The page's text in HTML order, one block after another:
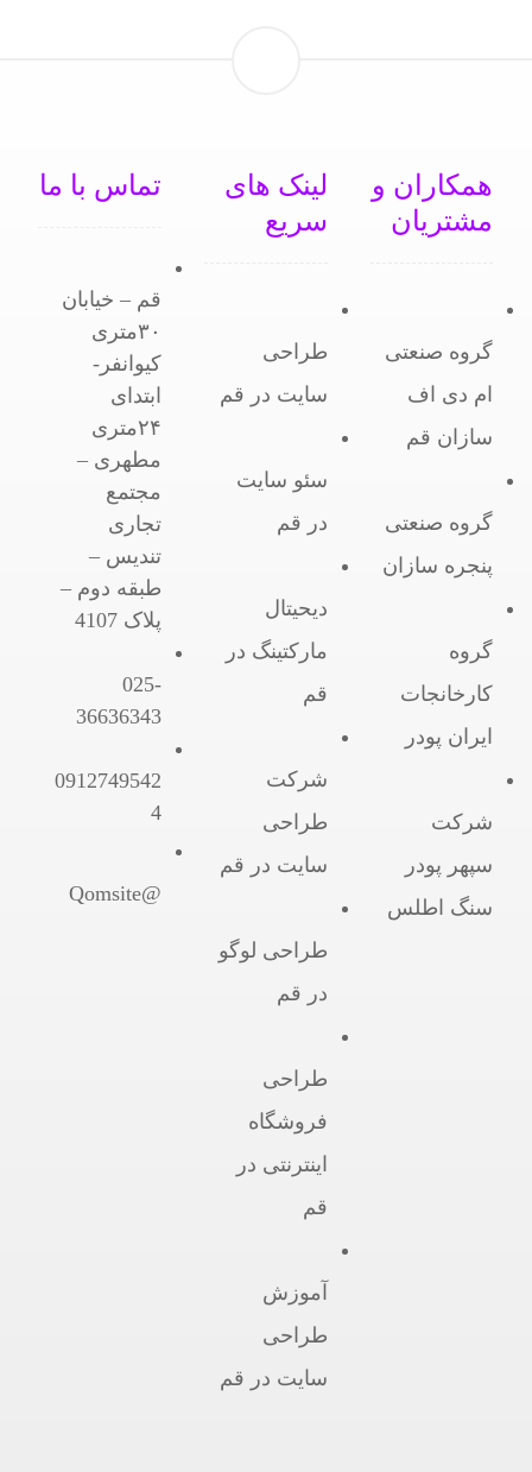
تماس با ما
قم – خیابان
۳۰متری
کیوانفر-
ابتدای
۲۴متری
مطهری –
مجتمع
تجاری
تندیس –
طبقه دوم –
پلاک 4107
025-
36636343
0912749542
4
@Qomsite
لینک های
سریع
طراحی
سایت در قم
سئو سایت
در قم
دیحیتال
مارکتینگ در
قم
شرکت
طراحی
سایت در قم
طراحی لوگو
در قم
طراحی
فروشگاه
اینترنتی در
قم
آموزش
طراحی
سایت در قم
همکاران و
مشتریان
گروه صنعتی
ام دی اف
سازان قم
گروه صنعتی
پنجره سازان
گروه
کارخانجات
ایران پودر
شرکت
سپهر پودر
سنگ اطلس